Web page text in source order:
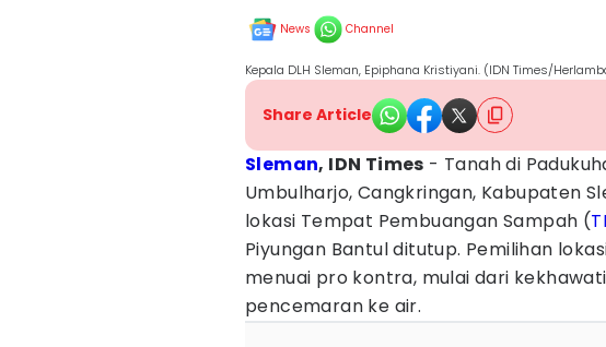
News Channel
Kepala DLH Sleman, Epiphana Kristiyani. (IDN Times/
Share Article
Sleman, IDN Times - Tanah di
Umbulharjo, Cangkringan, Kabupaten
lokasi Tempat Pembuangan Sampah (
Piyungan Bantul ditutup. Pemilihan
menuai pro kontra, mulai dari
pencemaran ke air.